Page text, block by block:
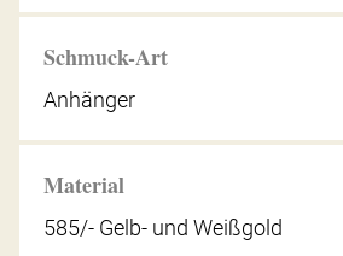
Schmuck-Art
Anhänger
Material
585/- Gelb- und Weißgold